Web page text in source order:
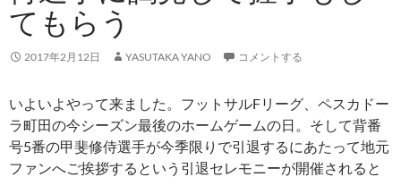
てもらう
2017年2月12日 YASUTAKA YANO コメントする
いよいよやって来ました。フットサルFリーグ、ペスカドー
ラ町田の今シーズン最後のホームゲームの日。そして背番
号5番の甲斐修侍選手が今季限りで引退するにあたって地元
ファンへご挨拶するという引退セレモニーが開催されると